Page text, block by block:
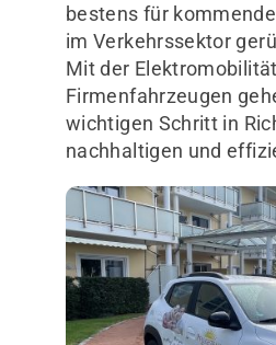
Karriere
Aktuelles
Unternehmen
Kontakt
bestens für
im Verkehrssektor
Mit der
Firmenfahrzeugen
wichtigen Schritt in
nachhaltigen und